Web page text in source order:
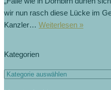
wir nun rasch diese Lücke im
Kanzler… Weiterlesen »
Kategorien